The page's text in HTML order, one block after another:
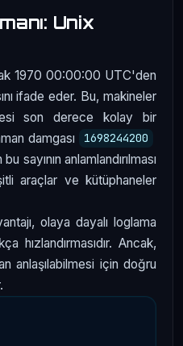
Unix
1970 00:00:00 UTC'den
ifade eder. Bu, makineler
son derece kolay bir
damgası
1698244200
sayının anlamlandırılması
araçlar ve kütüphaneler
olaya dayalı loglama
hızlandırmasıdır. Ancak,
anlaşılabilmesi için doğru